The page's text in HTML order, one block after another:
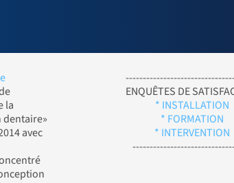
la
dentaire»
avec
ENQUÊTES DE
* INSTALLATION
* FORMATION
* INTERVENTION